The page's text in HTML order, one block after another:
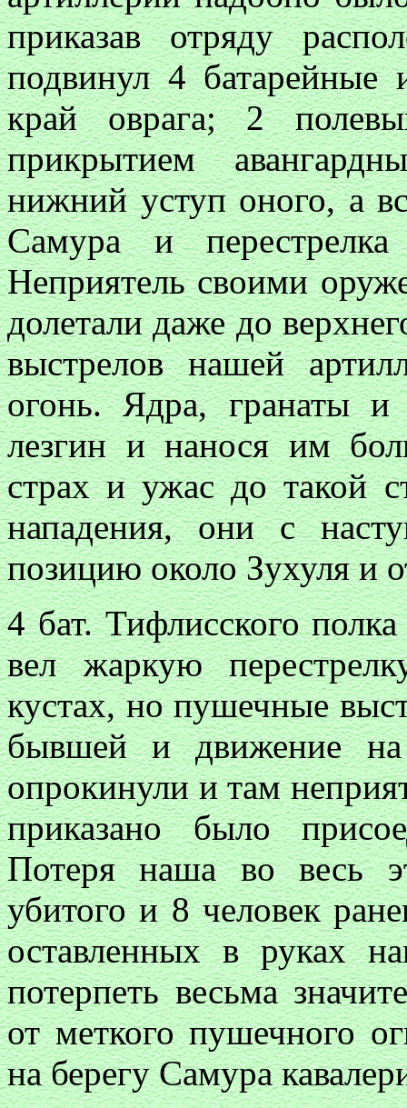
приказав отряду
подвинул 4
край оврага; 2
прикрытием
нижний уступ оного, а
Самура и
Неприятель своими
долетали даже до
выстрелов нашей
огонь. Ядра, гранаты
лезгин и нанося им
страх и ужас до такой
нападения, они с
позицию около Зухуля и
4 бат. Тифлисского
вел жаркую
кустах, но пушечные
бывшей и движение на
опрокинули и там
приказано было
Потеря наша во весь
убитого и 8 человек
оставленных в руках
потерпеть весьма
от меткого пушечного
на берегу Самура